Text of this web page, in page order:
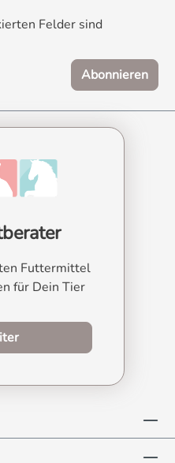
Felder sind
Abonnieren
Futtermittel
für Dein Tier
zum Produktberater